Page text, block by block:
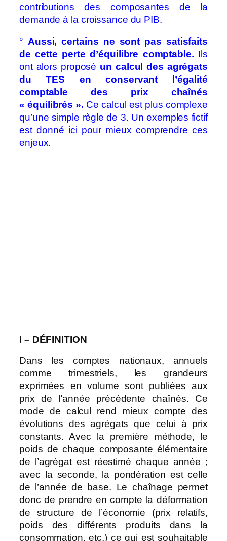
contributions des composantes de la
demande à la croissance du PIB.
° Aussi, certains ne sont pas satisfaits
de cette perte d’équilibre comptable. Ils
ont alors proposé un calcul des agrégats
du TES en conservant l’égalité
comptable des prix chaînés
« équilibrés ». Ce calcul est plus complexe
qu’une simple règle de 3. Un exemples fictif
est donné ici pour mieux comprendre ces
enjeux.
I – DÉFINITION
Dans les comptes nationaux, annuels
comme trimestriels, les grandeurs
exprimées en volume sont publiées aux
prix de l’année précédente chaînés. Ce
mode de calcul rend mieux compte des
évolutions des agrégats que celui à prix
constants. Avec la première méthode, le
poids de chaque composante élémentaire
de l’agrégat est réestimé chaque année ;
avec la seconde, la pondération est celle
de l’année de base. Le chaînage permet
donc de prendre en compte la déformation
de structure de l’économie (prix relatifs,
poids des différents produits dans la
consommation, etc.) ce qui est souhaitable